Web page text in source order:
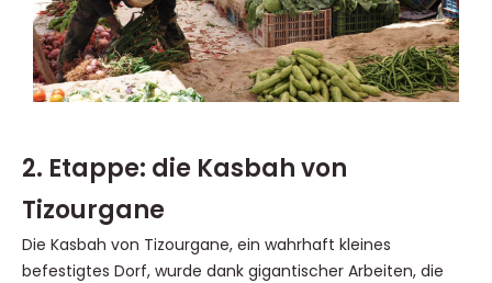
2. Etappe: die Kasbah von
Tizourgane
Die Kasbah von Tizourgane, ein wahrhaft kleines
befestigtes Dorf, wurde dank gigantischer Arbeiten, die